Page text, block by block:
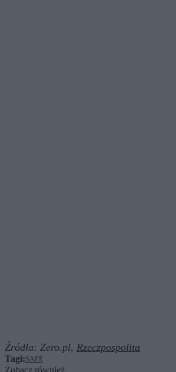
Źródła: Zero.pl, Rzeczpospolita
Tagi:SAFE
Zobacz również